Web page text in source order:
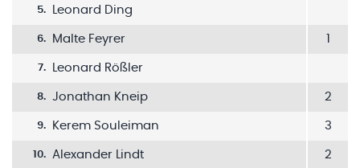
5. Leonard Ding
6. Malte Feyrer
7. Leonard Rößler
8. Jonathan Kneip 2
9. Kerem Souleiman 3
10. Alexander Lindt 2